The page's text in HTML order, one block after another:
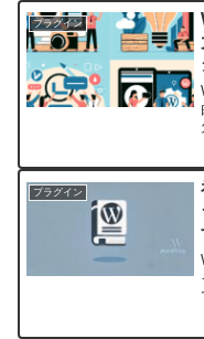
プラグイン
プラグイン